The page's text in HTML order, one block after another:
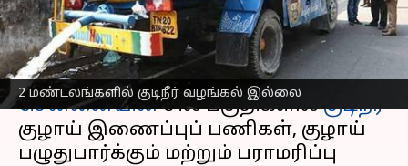
2 மண்டலங்களில் குடிநீர் வழங்கல் இல்லை
எழுதியவர் Venkatalakshmi V Sep 23, 2024 11:53 am
செய்தி முன்னோட்டம்
சென்னையின்சில பகுதிகளில்குடிநீர்
குழாய் இணைப்புப் பணிகள், குழாய்
பழுதுபார்க்கும் மற்றும் பராமரிப்பு